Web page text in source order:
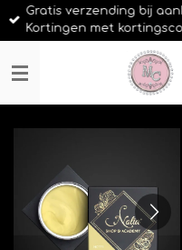
Ga
direct
de
Gratis verzending bij
Kortingen met